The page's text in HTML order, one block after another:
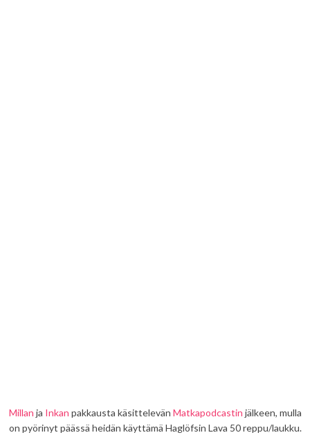
Millan ja Inkan pakkausta käsittelevän Matkapodcastin jälkeen, mulla
on pyörinyt päässä heidän käyttämä Haglöfsin Lava 50 reppu/laukku.